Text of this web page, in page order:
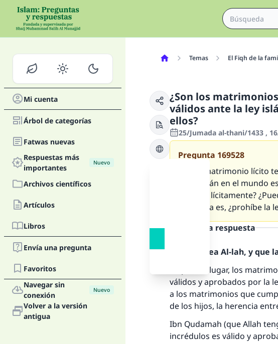
Mi cuenta
Árbol de categorías
Fatwas nuevas
Respuestas más
importantes
Nuevo
Archivos científicos
Artículos
Libros
Envía una pregunta
Favoritos
Navegar sin
conexión
Nuevo
Volver a la versión
antigua
Temas El Fiqh de la
¿Son los
válidos ante la ley
ellos?
25/Jumada al-thani/1433 ,
Pregunta 169528
Sin un matrimonio lícito
musulmán en el mundo
casaron lícitamente?
pregunta es, ¿prohíbe la
Texto de la respuesta
Alabado sea Al-lah, y que
En primer lugar, los
válidos y aprobados por la
a los matrimonios que
de los hijos, la herencia
Ibn Qudamah (que Allah
incrédulos es válido y